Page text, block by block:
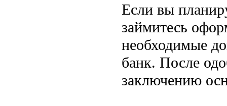
Если вы
займитесь
необходимые
банк. После
заключению